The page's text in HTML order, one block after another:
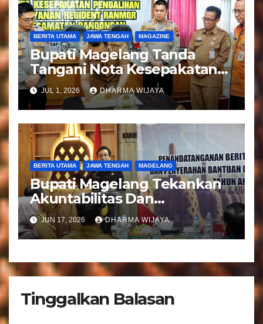
BERITA UTAMA JAWA TENGAH MAGAZINE
Bupati Magelang Tanda
Tangani Nota Kesepakatan
Pengalihan Pelayanan
Regident Di Kecamatan
Bandongan
JUL 1, 2026 DHARMA WIJAYA
BERITA UTAMA JAWA TENGAH MAGELANG
Bupati Magelang Tekankan
Akuntabilitas Dan
Tranparansi Pengelolaan
Bantuan Keuangan Parpol
JUN 17, 2026 DHARMA WIJAYA
Tinggalkan Balasan